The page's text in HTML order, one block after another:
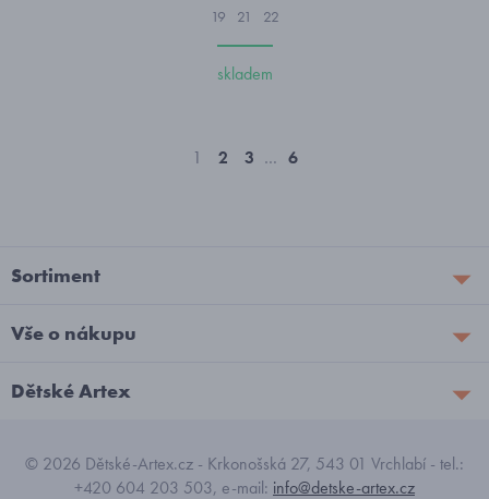
19 21 22
skladem
1 2 3 … 6
Sortiment
Vše o nákupu
Dětské Artex
© 2026 Dětské-Artex.cz - Krkonošská 27, 543 01 Vrchlabí - tel.:
+420 604 203 503, e-mail: info@detske-artex.cz